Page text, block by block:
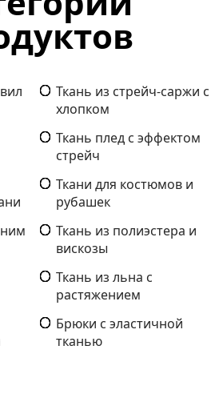
Ткань из стрейч-саржи с
хлопком
Ткань плед с эффектом
стрейч
Ткани для костюмов и
рубашек
Ткань из полиэстера и
вискозы
Ткань из льна с
растяжением
Брюки с эластичной
тканью